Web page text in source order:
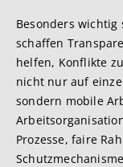
Besonders wichtig
schaffen
helfen, Konflikte
nicht nur auf
sondern mobile
Prozesse, faire